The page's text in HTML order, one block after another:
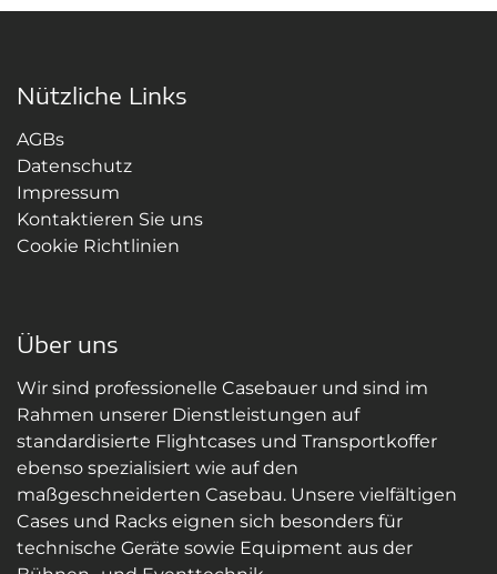
Nützliche Links
AGBs
Datenschutz
Impressum
Kontaktieren Sie uns
Cookie Richtlinien
Über uns
Wir sind professionelle Casebauer und sind im
Rahmen unserer Dienstleistungen auf
standardisierte Flightcases und Transportkoffer
ebenso spezialisiert wie auf den
maßgeschneiderten Casebau. Unsere vielfältigen
Cases und Racks eignen sich besonders für
technische Geräte sowie Equipment aus der